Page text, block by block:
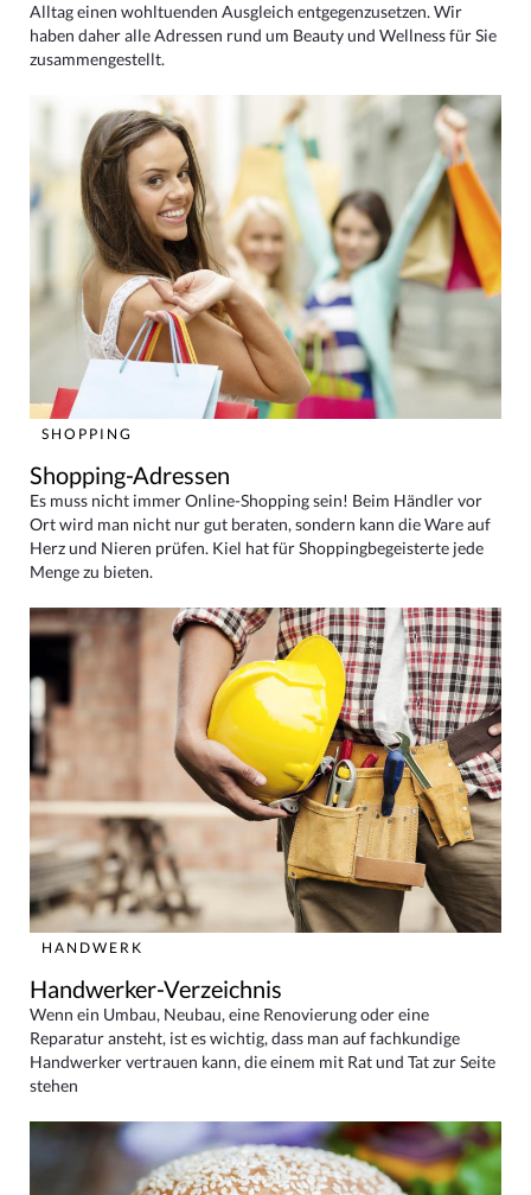
Alltag einen wohltuenden Ausgleich entgegenzusetzen. Wir
haben daher alle Adressen rund um Beauty und Wellness für Sie
zusammengestellt.
SHOPPING
Shopping-Adressen
Es muss nicht immer Online-Shopping sein! Beim Händler vor
Ort wird man nicht nur gut beraten, sondern kann die Ware auf
Herz und Nieren prüfen. Kiel hat für Shoppingbegeisterte jede
Menge zu bieten.
HANDWERK
Handwerker-Verzeichnis
Wenn ein Umbau, Neubau, eine Renovierung oder eine
Reparatur ansteht, ist es wichtig, dass man auf fachkundige
Handwerker vertrauen kann, die einem mit Rat und Tat zur Seite
stehen